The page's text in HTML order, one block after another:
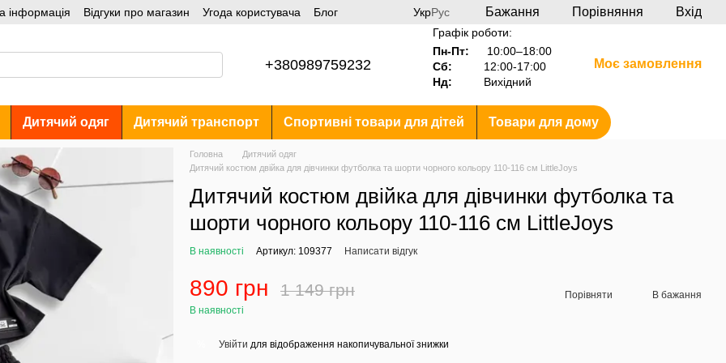
інформація Відгуки про магазин Угода користувача
Блог
УкрРус Бажання Порівняння Вхід
+380989759232
Графік роботи:
Пн-Пт:
10:00–18:00
Сб:
12:00-17:00
Нд:
Вихідний
Моє замовлення
Дитячий одяг Дитячий транспорт Спортивні товари для дітей Товари для дому
Головна
Дитячий одяг
Дитячий костюм двійка для дівчинки футболка та шорти чорного кольору 110-116 см LittleJoys
Дитячий костюм двійка для дівчинки футболка та
шорти чорного кольору 110-116 см LittleJoys
В наявності Артикул: 109377 Написати відгук
890 грн 1 149 грн
В наявності
Порівняти В бажання
Увійти для відображення накопичувальної знижки